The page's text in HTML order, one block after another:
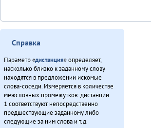
Справка
Параметр «дистанция» определяет,
насколько близко к заданному слову
находятся в предложении искомые
слова-соседи. Измеряется в количестве
межсловных промежутков: дистанции
1 соответствуют непосредственно
предшествующие заданному либо
следующие за ним слова и т.д.